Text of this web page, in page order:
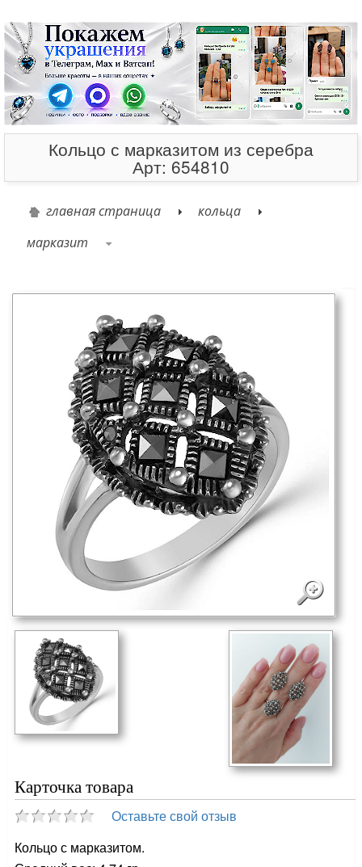
Кольцо с марказитом из серебра
Арт: 654810
главная страница
кольца
марказит
Карточка товара
Оставьте свой отзыв
Кольцо с марказитом.